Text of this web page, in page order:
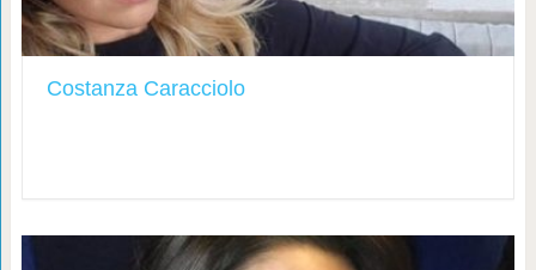
Costanza Caracciolo